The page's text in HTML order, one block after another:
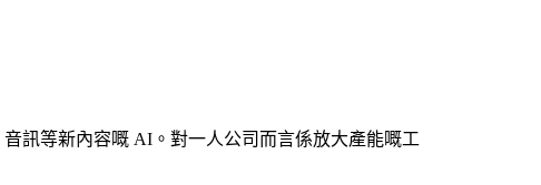
訊等新內容嘅 AI。對一人公司而言係放大產能嘅工